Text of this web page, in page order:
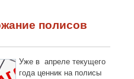
полисов
Уже в апреле текущего
года ценник на полисы